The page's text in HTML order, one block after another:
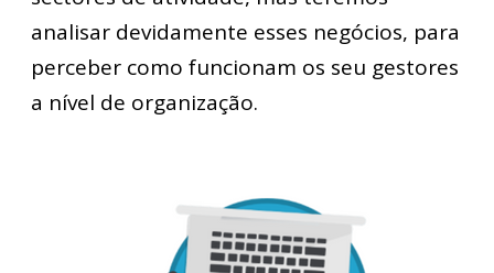
analisar devidamente esses negócios, para
perceber como funcionam os seu gestores
a nível de organização.